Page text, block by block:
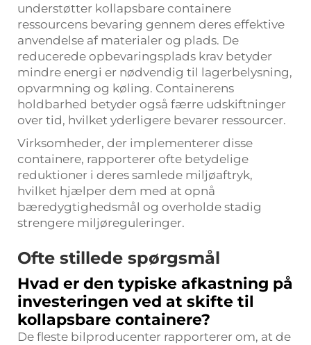
understøtter kollapsbare containere
ressourcens bevaring gennem deres effektive
anvendelse af materialer og plads. De
reducerede opbevaringsplads krav betyder
mindre energi er nødvendig til lagerbelysning,
opvarmning og køling. Containerens
holdbarhed betyder også færre udskiftninger
over tid, hvilket yderligere bevarer ressourcer.
Virksomheder, der implementerer disse
containere, rapporterer ofte betydelige
reduktioner i deres samlede miljøaftryk,
hvilket hjælper dem med at opnå
bæredygtighedsmål og overholde stadig
strengere miljøreguleringer.
Ofte stillede spørgsmål
Hvad er den typiske afkastning på
investeringen ved at skifte til
kollapsbare containere?
De fleste bilproducenter rapporterer om, at de